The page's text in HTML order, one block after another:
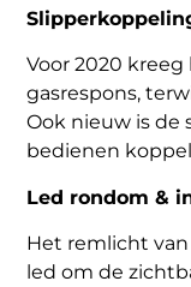
Voor 2020
gasrespons,
Ook nieuw is de
bedienen
Led rondom &
Het remlicht van
led om de